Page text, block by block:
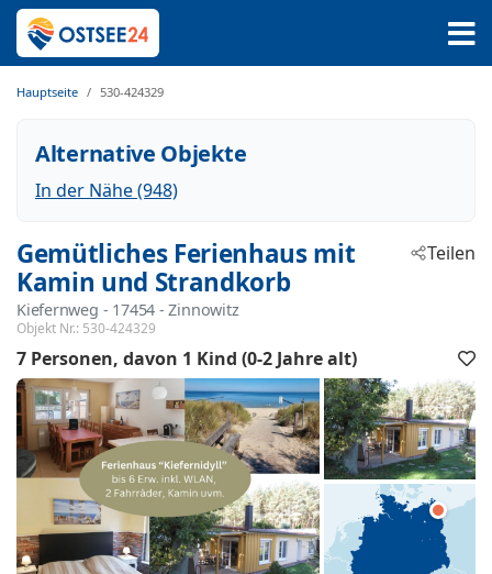
Hauptseite 530-424329
Alternative Objekte
In der Nähe (948)
Gemütliches Ferienhaus mit
Kamin und Strandkorb
Kiefernweg - 17454 - Zinnowitz
Objekt Nr.: 530-424329
Teilen
7 Personen davon 1 Kind (0-2 Jahre alt)